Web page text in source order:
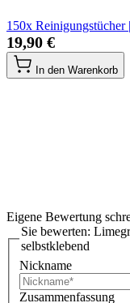
150x Reinigungstücher
19,90 €
In den Warenkorb
Eigene Bewertung
Sie bewerten:
selbstklebend
Nickname
Zusammenfassung